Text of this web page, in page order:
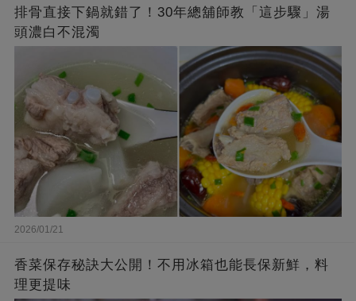
排骨直接下鍋就錯了！30年總舖師教「這步驟」湯
頭濃白不混濁
2026/01/21
香菜保存秘訣大公開！不用冰箱也能長保新鮮，料
理更提味